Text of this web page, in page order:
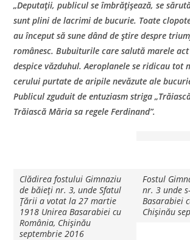
„Deputaţii, publicul se îmbrăţişează, se
sunt plini de lacrimi de bucurie. Toate
au început să sune dând de ştire despre
românesc. Bubuiturile care salută marele
despice văzduhul. Aeroplanele se ridicau tot
cerului purtate de aripile nevăzute ale
Publicul zguduit de entuziasm striga
Trăiască Măria sa regele Ferdinand”.
Clădirea fostului Gimnaziu
de băieți nr. 3, unde Sfatul
Țării a votat la 27 martie
1918 Unirea Basarabiei cu
România, Chișinău
septembrie 2016
Fostul
nr. 3 unde
Basarabiei
Chișinău